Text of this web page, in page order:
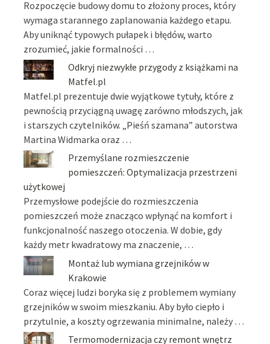
Rozpoczęcie budowy domu to złożony proces, który
wymaga starannego zaplanowania każdego etapu.
Aby uniknąć typowych pułapek i błędów, warto
zrozumieć, jakie formalności …
Odkryj niezwykłe przygody z książkami na
Matfel.pl
Matfel.pl prezentuje dwie wyjątkowe tytuły, które z
pewnością przyciągną uwagę zarówno młodszych, jak
i starszych czytelników. „Pieśń szamana” autorstwa
Martina Widmarka oraz …
Przemyślane rozmieszczenie
pomieszczeń: Optymalizacja przestrzeni
użytkowej
Przemysłowe podejście do rozmieszczenia
pomieszczeń może znacząco wpłynąć na komfort i
funkcjonalność naszego otoczenia. W dobie, gdy
każdy metr kwadratowy ma znaczenie, …
Montaż lub wymiana grzejników w
Krakowie
Coraz więcej ludzi boryka się z problemem wymiany
grzejników w swoim mieszkaniu. Aby było ciepło i
przytulnie, a koszty ogrzewania minimalne, należy …
Termomodernizacja czy remont wnętrz